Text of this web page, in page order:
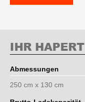
IHR HAPERT
Abmessungen
250 cm x 130 cm